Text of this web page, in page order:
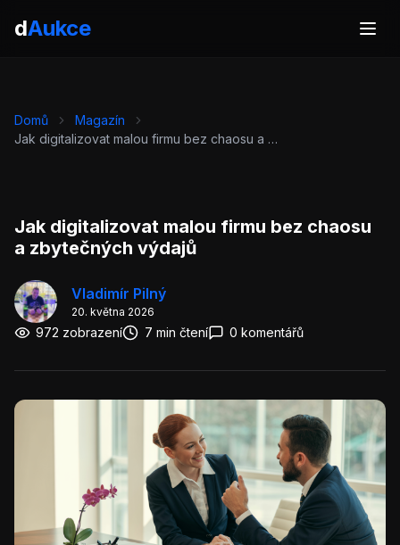
dAukce
Domů
Magazín
Jak digitalizovat malou firmu bez chaosu a zbytečných výdajů
Jak digitalizovat malou firmu bez chaosu
a zbytečných výdajů
Vladimír Pilný
20. května 2026
972 zobrazení 7 min čtení 0 komentářů